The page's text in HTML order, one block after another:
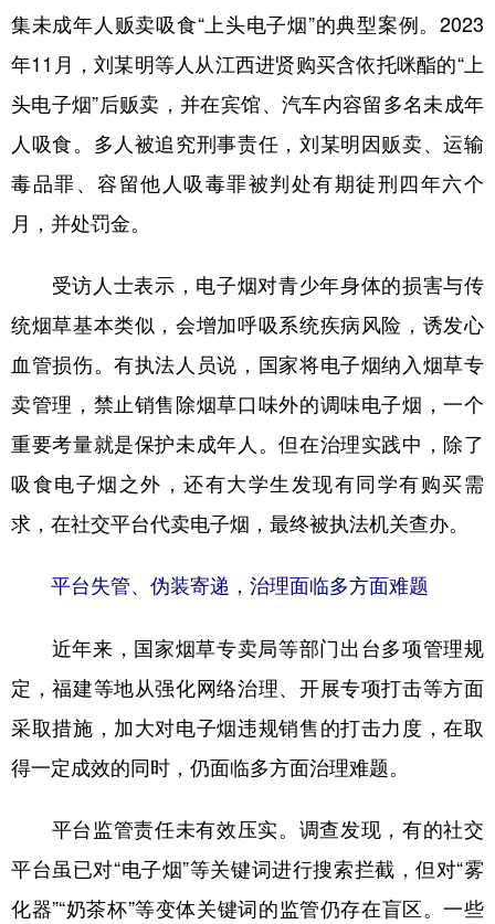
集未成年人贩卖吸食“上头电子烟”的典型案例。2023
年11月，刘某明等人从江西进贤购买含依托咪酯的“上
头电子烟”后贩卖，并在宾馆、汽车内容留多名未成年
人吸食。多人被追究刑事责任，刘某明因贩卖、运输
毒品罪、容留他人吸毒罪被判处有期徒刑四年六个
月，并处罚金。
受访人士表示，电子烟对青少年身体的损害与传
统烟草基本类似，会增加呼吸系统疾病风险，诱发心
血管损伤。有执法人员说，国家将电子烟纳入烟草专
卖管理，禁止销售除烟草口味外的调味电子烟，一个
重要考量就是保护未成年人。但在治理实践中，除了
吸食电子烟之外，还有大学生发现有同学有购买需
求，在社交平台代卖电子烟，最终被执法机关查办。
平台失管、伪装寄递，治理面临多方面难题
近年来，国家烟草专卖局等部门出台多项管理规
定，福建等地从强化网络治理、开展专项打击等方面
采取措施，加大对电子烟违规销售的打击力度，在取
得一定成效的同时，仍面临多方面治理难题。
平台监管责任未有效压实。调查发现，有的社交
平台虽已对“电子烟”等关键词进行搜索拦截，但对“雾
化器”“奶茶杯”等变体关键词的监管仍存在盲区。一些